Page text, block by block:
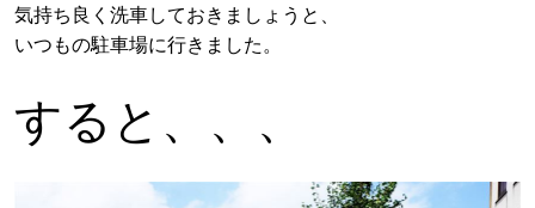
気持ち良く洗車しておきましょうと、
いつもの駐車場に行きました。
すると、、、